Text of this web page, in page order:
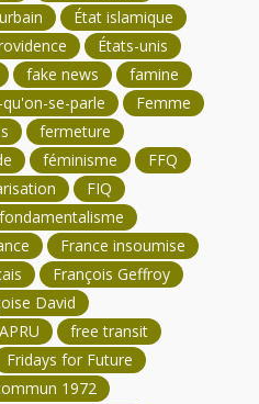
État islamique
États-unis
fake news
famine
se-parle
Femme
fermeture
féminisme
FFQ
FIQ
fondamentalisme
France insoumise
François Geffroy
David
free transit
Fridays for Future
1972